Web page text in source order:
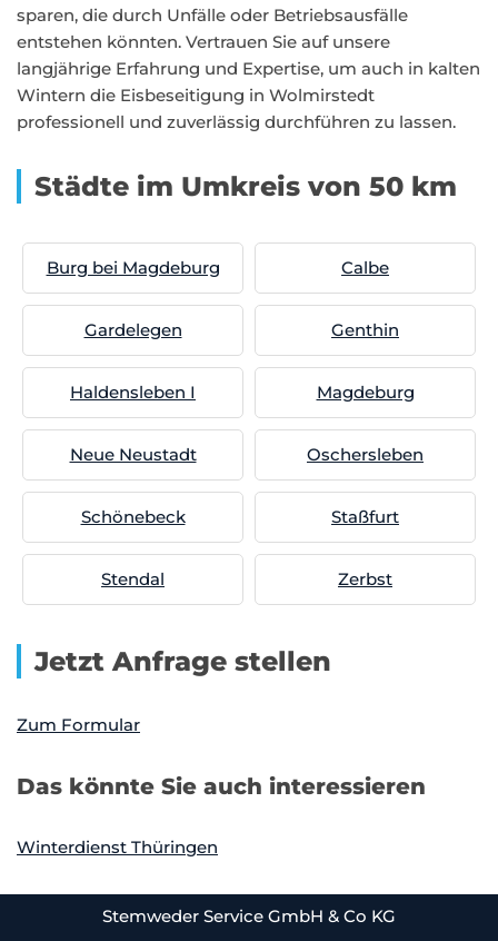
sparen, die durch Unfälle oder Betriebsausfälle
entstehen könnten. Vertrauen Sie auf unsere
langjährige Erfahrung und Expertise, um auch in kalten
Wintern die Eisbeseitigung in Wolmirstedt
professionell und zuverlässig durchführen zu lassen.
Städte im Umkreis von 50 km
Burg bei Magdeburg Calbe
Gardelegen Genthin
Haldensleben I Magdeburg
Neue Neustadt Oschersleben
Schönebeck Staßfurt
Stendal Zerbst
Jetzt Anfrage stellen
Zum Formular
Das könnte Sie auch interessieren
Winterdienst Thüringen
Stemweder Service GmbH & Co KG